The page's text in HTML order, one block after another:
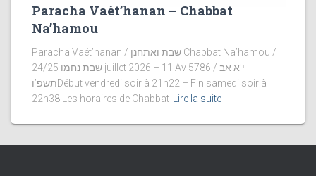
Paracha Vaét’hanan – Chabbat
Na’hamou
Paracha Vaét’hanan / שבת ואתחנן Chabbat Na’hamou /
שבת נחמו 24/25 juillet 2026 – 11 Av 5786 / י’א אב
תשפ’וDébut vendredi soir à 21h22 – Fin samedi soir à
22h38 Les horaires de Chabbat
Lire la suite